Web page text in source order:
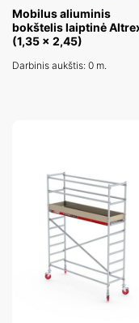
Mobilus aliuminis
bokštelis laiptinė
(1,35 x 2,45)
Darbinis aukštis: 0 m.